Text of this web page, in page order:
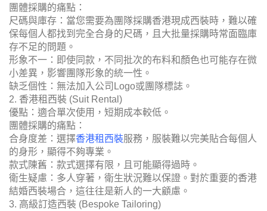
團體採購的痛點：
尺碼與庫存：當您需要為團隊採購香港現成西裝時，難以確
保每個人都找到完全合身的尺碼，且大批量採購時常面臨庫
存不足的問題。
形象不一：即使同款，不同批次的布料和顏色也可能存在微
小差異，影響團隊形象的統一性。
缺乏個性：無法加入公司Logo或團隊標誌。
2. 香港租西裝 (Suit Rental)
優點：適合單次使用，短期成本較低。
團體採購的痛點：
合身度差：選擇香港租西裝服務，服裝難以完美貼合每個人
的身形，顯得不夠專業。
款式陳舊：款式選擇有限，且可能顯得過時。
衛生疑慮：多人穿著，衛生狀況難以保證。對於重要的香港
結婚西裝場合，這往往是新人的一大顧慮。
3. 高級訂造西裝 (Bespoke Tailoring)